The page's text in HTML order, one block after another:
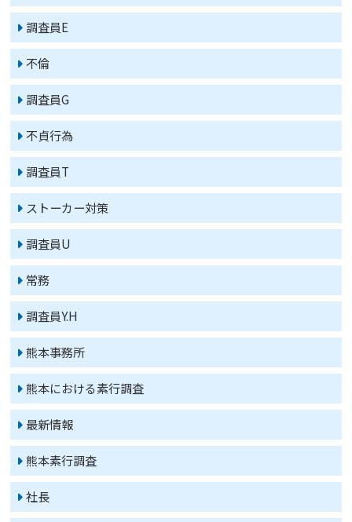
調査員E
不倫
調査員G
不貞行為
調査員T
ストーカー対策
調査員U
常務
調査員Y.H
熊本事務所
熊本における素行調査
最新情報
熊本素行調査
社長